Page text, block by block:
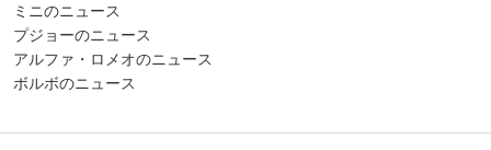
ミニのニュース
プジョーのニュース
アルファ・ロメオのニュース
ボルボのニュース